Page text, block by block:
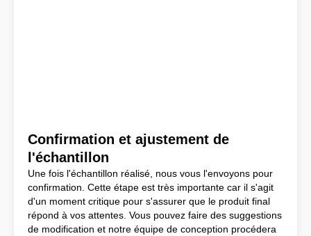
Confirmation et ajustement de
l'échantillon
Une fois l'échantillon réalisé, nous vous l'envoyons pour
confirmation. Cette étape est très importante car il s'agit
d'un moment critique pour s'assurer que le produit final
répond à vos attentes. Vous pouvez faire des suggestions
de modification et notre équipe de conception procédera